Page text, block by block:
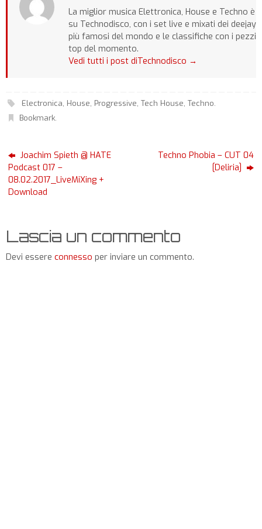
La miglior musica Elettronica, House e Techno è
su Technodisco, con i set live e mixati dei deejay
più famosi del mondo e le classifiche con i pezzi
top del momento.
Vedi tutti i post diTechnodisco →
Electronica, House, Progressive, Tech House, Techno.
Bookmark.
Joachim Spieth @ HATE
Podcast 017 –
08.02.2017_LiveMiXing +
Download
Techno Phobia – CUT 04
[Deliria]
Lascia un commento
Devi essere connesso per inviare un commento.